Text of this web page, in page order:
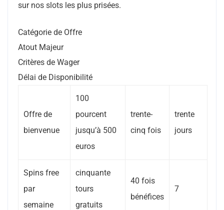
sur nos slots les plus prisées.
Catégorie de Offre
Atout Majeur
Critères de Wager
Délai de Disponibilité
Offre de
bienvenue
100
pourcent
jusqu’à 500
euros
trente-
cinq fois
trente
jours
Spins free
par
semaine
cinquante
tours
gratuits
40 fois
bénéfices
7